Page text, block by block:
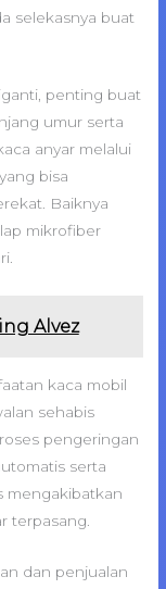
selekasnya buat
penting buat
umur serta
anyar melalui
bisa
Baiknya
mikrofiber
Alvez
kaca mobil
sehabis
pengeringan
serta
mengakibatkan
terpasang.
dan penjualan